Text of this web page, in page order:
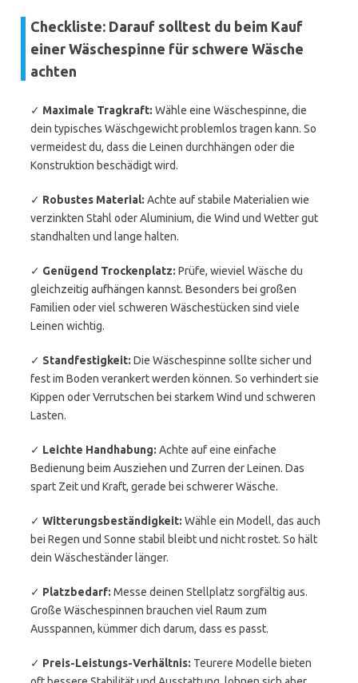
Checkliste: Darauf solltest du beim Kauf
einer Wäschespinne für schwere Wäsche
achten
✓ Maximale Tragkraft: Wähle eine Wäschespinne, die
dein typisches Wäschgewicht problemlos tragen kann. So
vermeidest du, dass die Leinen durchhängen oder die
Konstruktion beschädigt wird.
✓ Robustes Material: Achte auf stabile Materialien wie
verzinkten Stahl oder Aluminium, die Wind und Wetter gut
standhalten und lange halten.
✓ Genügend Trockenplatz: Prüfe, wieviel Wäsche du
gleichzeitig aufhängen kannst. Besonders bei großen
Familien oder viel schweren Wäschestücken sind viele
Leinen wichtig.
✓ Standfestigkeit: Die Wäschespinne sollte sicher und
fest im Boden verankert werden können. So verhindert sie
Kippen oder Verrutschen bei starkem Wind und schweren
Lasten.
✓ Leichte Handhabung: Achte auf eine einfache
Bedienung beim Ausziehen und Zurren der Leinen. Das
spart Zeit und Kraft, gerade bei schwerer Wäsche.
✓ Witterungsbeständigkeit: Wähle ein Modell, das auch
bei Regen und Sonne stabil bleibt und nicht rostet. So hält
dein Wäscheständer länger.
✓ Platzbedarf: Messe deinen Stellplatz sorgfältig aus.
Große Wäschespinnen brauchen viel Raum zum
Ausspannen, kümmer dich darum, dass es passt.
✓ Preis-Leistungs-Verhältnis: Teurere Modelle bieten